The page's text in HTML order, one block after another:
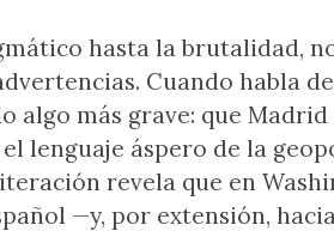
hasta la brutalidad,
Cuando habla
algo más grave: que
el lenguaje áspero de la
revela que en
—y, por extensión,